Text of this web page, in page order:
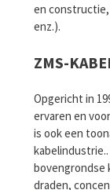
en
enz.).
ZMS-
Opgericht in
ervaren en
is ook een
bovengrondse
draden,